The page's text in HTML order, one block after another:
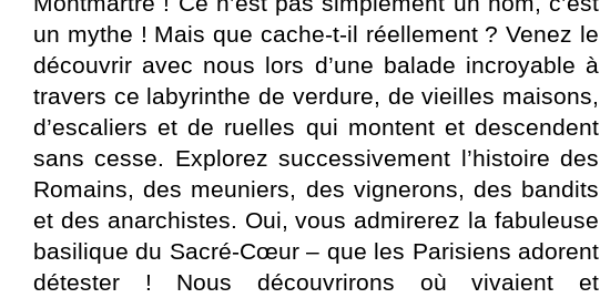
un mythe ! Mais que cache-t-il réellement ? Venez le
découvrir avec nous lors d’une balade incroyable à
travers ce labyrinthe de verdure, de vieilles maisons,
d’escaliers et de ruelles qui montent et descendent
sans cesse. Explorez successivement l’histoire des
Romains, des meuniers, des vignerons, des bandits
et des anarchistes. Oui, vous admirerez la fabuleuse
basilique du Sacré-Cœur – que les Parisiens adorent
détester ! Nous découvrirons où vivaient et